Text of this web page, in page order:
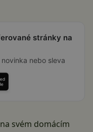
stránky na
nebo sleva
svém domácím